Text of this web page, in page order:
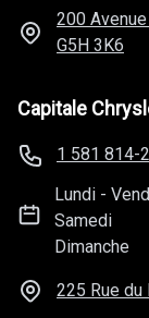
200
G5H 3K6
Capitale
1 581 814-
Lundi -
Samedi
Dimanche
225 Rue du